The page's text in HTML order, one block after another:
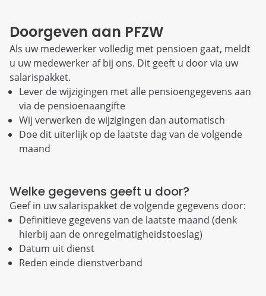
Doorgeven aan PFZW
Als uw medewerker volledig met pensioen gaat, meldt
u uw medewerker af bij ons. Dit geeft u door via uw
salarispakket.
Lever de wijzigingen met alle pensioengegevens aan
via de pensioenaangifte
Wij verwerken de wijzigingen dan automatisch
Doe dit uiterlijk op de laatste dag van de volgende
maand
Welke gegevens geeft u door?
Geef in uw salarispakket de volgende gegevens door:
Definitieve gegevens van de laatste maand (denk
hierbij aan de onregelmatigheidstoeslag)
Datum uit dienst
Reden einde dienstverband